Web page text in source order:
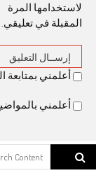
لاستخدامها المرة
المقبلة في تعليقي.
أعلمني بمتابعة
أعلمني
Search for: